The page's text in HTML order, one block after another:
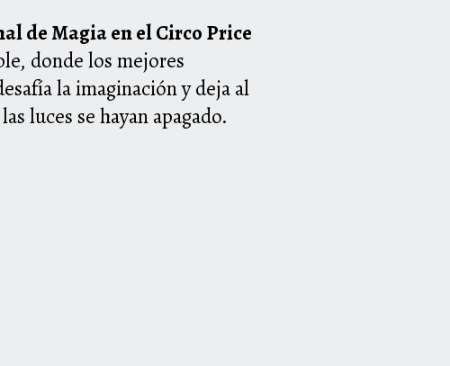
de Magia en el Circo Price
donde los mejores
la imaginación y deja al
luces se hayan apagado.